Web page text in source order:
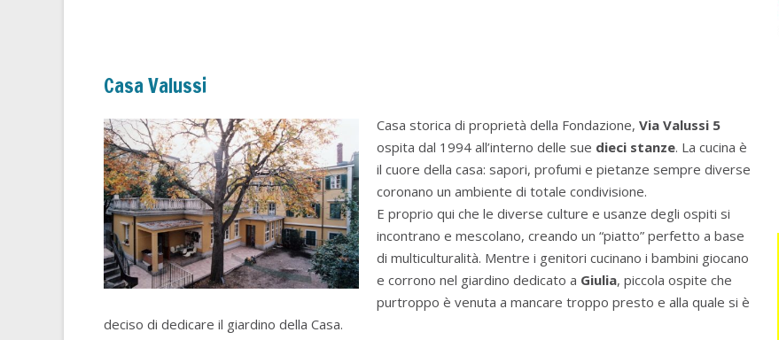
Casa Valussi
Casa storica di proprietà della Fondazione, Via Valussi 5
ospita dal 1994 all’interno delle sue dieci stanze. La cucina è
il cuore della casa: sapori, profumi e pietanze sempre diverse
coronano un ambiente di totale condivisione.
E proprio qui che le diverse culture e usanze degli ospiti si
incontrano e mescolano, creando un “piatto” perfetto a base
di multiculturalità. Mentre i genitori cucinano i bambini giocano
e corrono nel giardino dedicato a Giulia, piccola ospite che
purtroppo è venuta a mancare troppo presto e alla quale si è
deciso di dedicare il giardino della Casa.